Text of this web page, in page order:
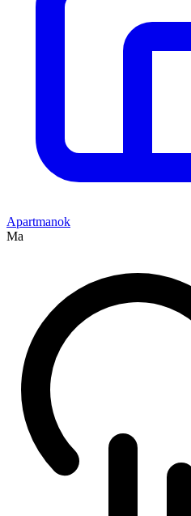
Apartmanok
Ma